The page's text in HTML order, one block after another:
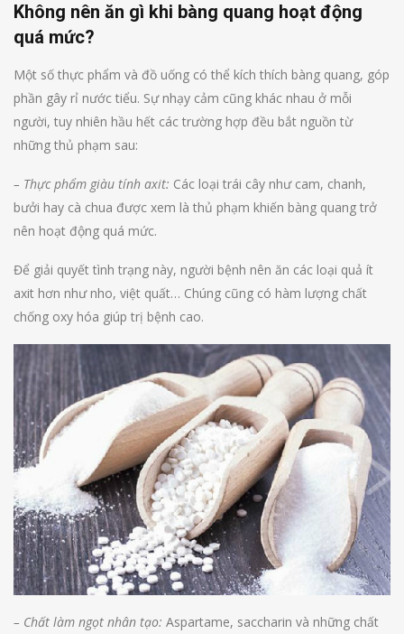
Không nên ăn gì khi bàng quang hoạt động
quá mức?
Một số thực phẩm và đồ uống có thể kích thích bàng quang, góp
phần gây rỉ nước tiểu. Sự nhạy cảm cũng khác nhau ở mỗi
người, tuy nhiên hầu hết các trường hợp đều bắt nguồn từ
những thủ phạm sau:
– Thực phẩm giàu tính axit: Các loại trái cây như cam, chanh,
bưởi hay cà chua được xem là thủ phạm khiến bàng quang trở
nên hoạt động quá mức.
Để giải quyết tình trạng này, người bệnh nên ăn các loại quả ít
axit hơn như nho, việt quất… Chúng cũng có hàm lượng chất
chống oxy hóa giúp trị bệnh cao.
– Chất làm ngọt nhân tạo: Aspartame, saccharin và những chất